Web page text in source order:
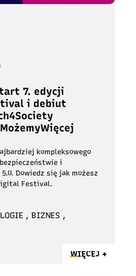
7. edycji
i debiut
kompleksowego
i
Dowiedz się jak możesz
Festival.
, BIZNES ,
WIĘCEJ +